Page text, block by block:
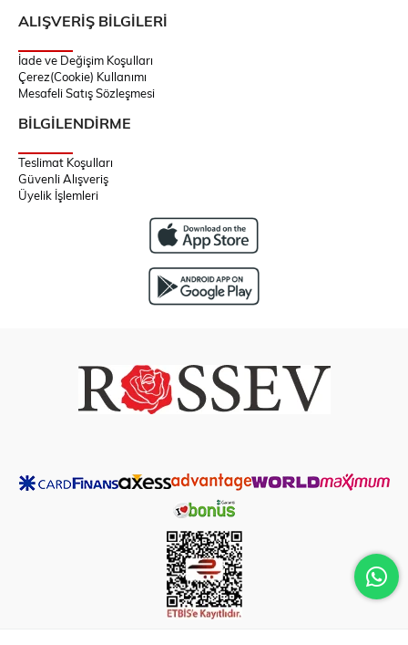
ALIŞVERİŞ BİLGİLERİ
İade ve Değişim Koşulları
Çerez(Cookie) Kullanımı
Mesafeli Satış Sözleşmesi
BİLGİLENDİRME
Teslimat Koşulları
Güvenli Alışveriş
Üyelik İşlemleri